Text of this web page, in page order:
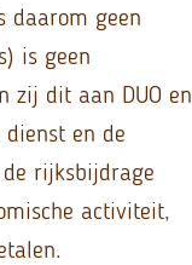
daarom geen
is geen
zij dit aan DUO en
en de
rijksbijdrage
activiteit,